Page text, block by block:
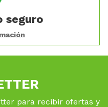
seguro
para recibir ofertas y